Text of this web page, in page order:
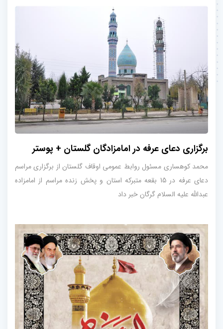
برگزاری دعای عرفه در امامزادگان گلستان + پوستر
محمد کوهساری مسئول روابط عمومی اوقاف گلستان از برگزاری مراسم
دعای عرفه در 15 بقعه متبرکه استان و پخش زنده مراسم از امامزاده
عبدالله علیه السلام گرگان خبر داد